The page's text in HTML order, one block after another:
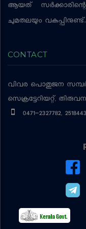
ആയത്
ചുമതലയും വകുപ്പിനുണ്ട്.
CONTACT
വിവര പൊതുജന
സെക്രട്ടേറിയറ്റ്,
0471-2327782, 2518443